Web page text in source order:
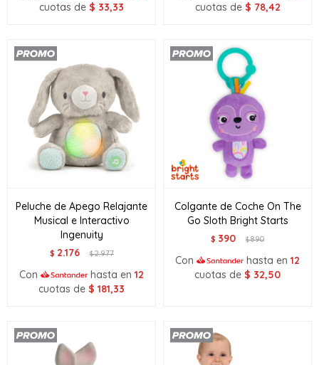
cuotas de $ 33,33
cuotas de $ 78,42
Peluche de Apego Relajante
Musical e Interactivo
Ingenuity
$ 2.176 $2.977
Con hasta en 12
cuotas de $ 181,33
Colgante de Coche On The
Go Sloth Bright Starts
$ 390 $890
Con hasta en 12
cuotas de $ 32,50